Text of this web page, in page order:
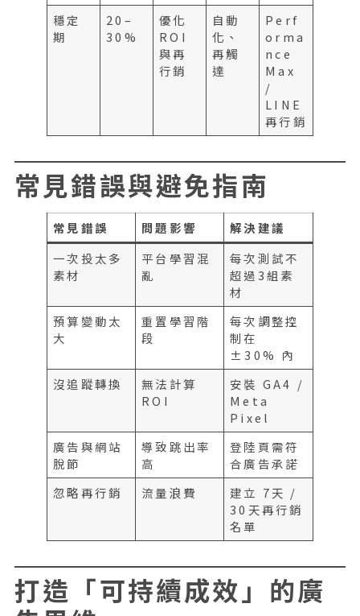
穩定
期
20–
30%
優化
ROI
與再
行銷
自動
化、
再觸
達
Perf
orma
nce
Max
/
LINE
再行銷
常見錯誤與避免指南
常見錯誤 問題影響
解決建議
一次投太多
素材
平台學習混
亂
每次測試不
超過3組素
材
預算變動太
大
重置學習階
段
每次調整控
制在
±30% 內
沒追蹤轉換
無法計算
ROI
安裝 GA4 /
Meta
Pixel
廣告與網站
脫節
導致跳出率
高
登陸頁需符
合廣告承諾
忽略再行銷
流量浪費
建立 7天 /
30天再行銷
名單
打造「可持續成效」的廣